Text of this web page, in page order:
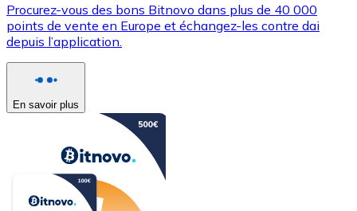
Procurez-vous des bons Bitnovo dans plus de 40 000
points de vente en Europe et échangez-les contre dai
depuis l’application.
En savoir plus